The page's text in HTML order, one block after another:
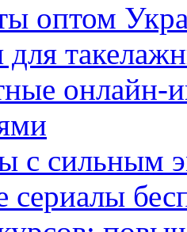
оптом
с сильным
сериалы